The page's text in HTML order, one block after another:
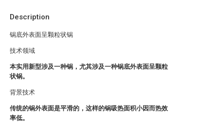
Description
锅底外表面呈颗粒状锅
技术领域
本实用新型涉及一种锅，尤其涉及一种锅底外表面呈颗粒
状锅。
背景技术
传统的锅外表面是平滑的，这样的锅吸热面积小因而热效
率低。